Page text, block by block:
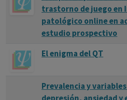
trastorno de juego en
patológico online en
estudio prospectivo
El enigma del QT
Prevalencia y